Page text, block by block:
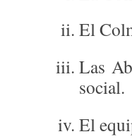
El
Las
social.
El